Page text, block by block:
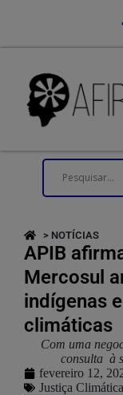
> NOTÍCIAS
APIB
Mercosul
indígenas
climáticas
Com uma
consulta à
fevereiro 12,
Justiça Climática